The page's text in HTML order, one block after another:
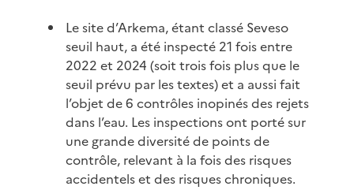
Le site d’Arkema, étant classé Seveso
seuil haut, a été inspecté 21 fois entre
2022 et 2024 (soit trois fois plus que le
seuil prévu par les textes) et a aussi fait
l’objet de 6 contrôles inopinés des rejets
dans l’eau. Les inspections ont porté sur
une grande diversité de points de
contrôle, relevant à la fois des risques
accidentels et des risques chroniques.